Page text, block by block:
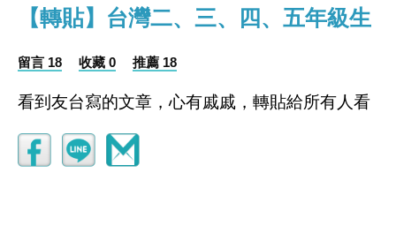
【轉貼】台灣二、三、四、五年級生
留言 18 收藏 0 推薦 18
看到友台寫的文章，心有戚戚，轉貼給所有人看